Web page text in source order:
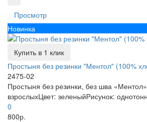
Просмотр
Новинка
Купить в 1 клик
Простыня без резинки "Ментол" (100%
2475-02
Простыня без резинки, без шва
взрослыхЦвет: зеленыйРисунок:
0
800р.